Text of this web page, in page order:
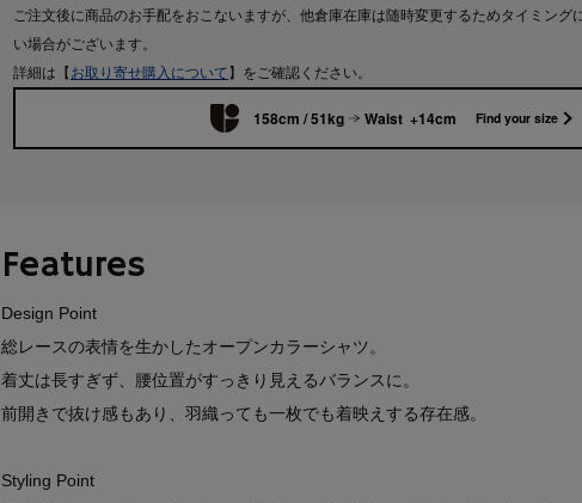
ご注文後に商品のお手配をおこないますが、他倉庫在庫は随時変更するためタイミング
い場合がございます。
詳細は【 お取り寄せ購入について 】をご確認ください。
158cm / 51kg Waist +14cm Find your size
Features
Design Point
総レースの表情を生かしたオープンカラーシャツ。
着丈は長すぎず、腰位置がすっきり見えるバランスに。
前開きで抜け感もあり、羽織っても一枚でも着映えする存在感。
Styling Point